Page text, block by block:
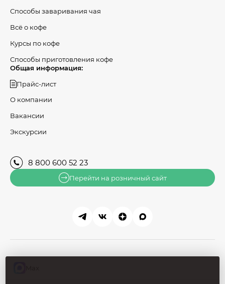
Способы заваривания чая
Всё о кофе
Курсы по кофе
Способы приготовления кофе
Общая информация:
Прайс-лист
О компании
Вакансии
Экскурсии
8 800 600 52 23
Перейти на розничный сайт